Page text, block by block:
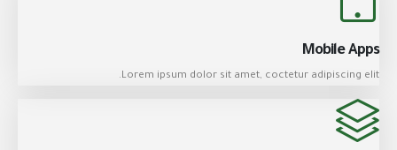
Mobile Apps
Lorem ipsum dolor sit amet, coctetur adipiscing elit.